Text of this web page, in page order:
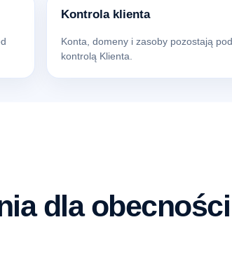
Kontrola klienta
Konta, domeny i zasoby pozostają pod
kontrolą Klienta.
dla